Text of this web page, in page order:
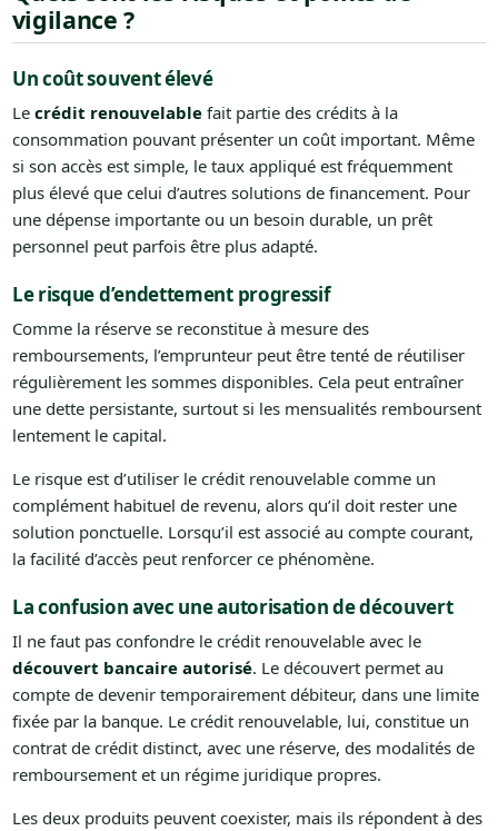
vigilance ?
Un coût souvent élevé
Le crédit renouvelablefait partie des crédits à la
consommation pouvant présenter un coût important. Même
si son accès est simple, le taux appliqué est fréquemment
plus élevé que celui d’autres solutions de financement. Pour
une dépense importante ou un besoin durable, un prêt
personnel peut parfois être plus adapté.
Le risque d’endettement progressif
Comme la réserve se reconstitue à mesure des
remboursements, l’emprunteur peut être tenté de réutiliser
régulièrement les sommes disponibles. Cela peut entraîner
une dette persistante, surtout si les mensualités remboursent
lentement le capital.
Le risque est d’utiliser le crédit renouvelable comme un
complément habituel de revenu, alors qu’il doit rester une
solution ponctuelle. Lorsqu’il est associé au compte courant,
la facilité d’accès peut renforcer ce phénomène.
La confusion avec une autorisation de découvert
Il ne faut pas confondre le crédit renouvelable avec le
découvert bancaire autorisé. Le découvert permet au
compte de devenir temporairement débiteur, dans une limite
fixée par la banque. Le crédit renouvelable, lui, constitue un
contrat de crédit distinct, avec une réserve, des modalités de
remboursement et un régime juridique propres.
Les deux produits peuvent coexister, mais ils répondent à des